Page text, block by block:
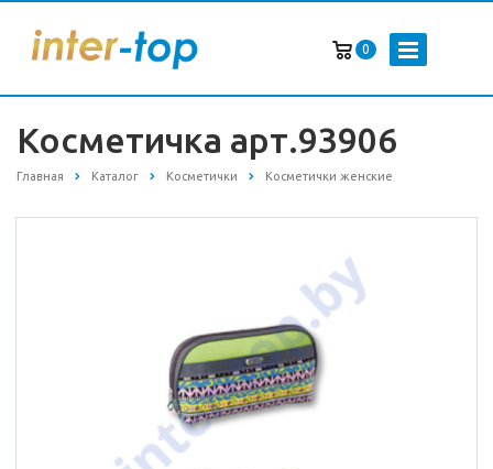
0
Косметичка арт.93906
Главная Каталог Косметички Косметички женские